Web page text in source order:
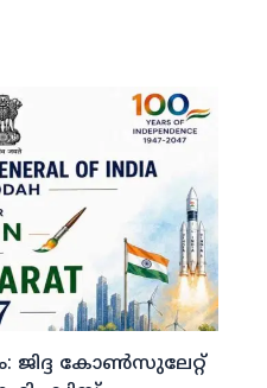
ജിദ്ദ കോണ്‍സുലേറ്റ്